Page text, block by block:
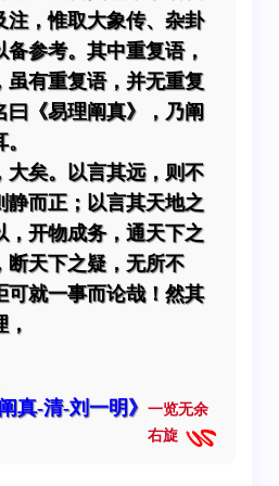
注，惟取大象传、杂卦
参考。其中重复语，
虽有重复语，并无重复
曰《易理阐真》，乃阐
矣。以言其远，则不
静而正；以言其天地之
，开物成务，通天下之
断天下之疑，无所不
可就一事而论哉！然其
真-清-刘一明》 一览无余
右旋